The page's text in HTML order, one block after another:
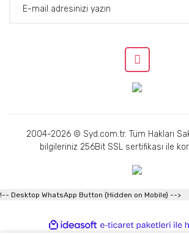
2004-2026 © Syd.com.tr. Tüm Hakları
bilgileriniz 256Bit SSL sertifikası ile
!-- Desktop WhatsApp Button (Hidden on Mobile) -->
ideasoft
e-